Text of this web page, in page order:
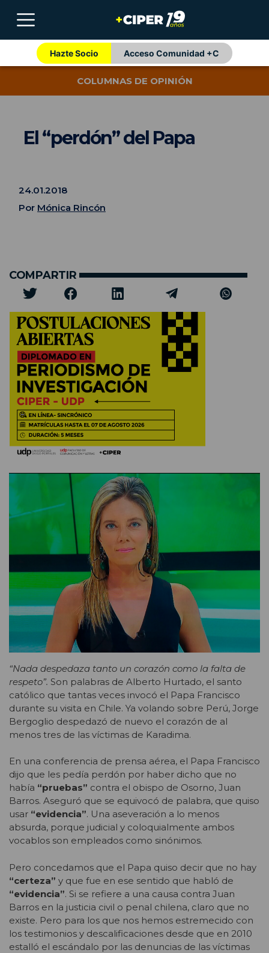
Hazte Socio Acceso Comunidad +C
COLUMNAS DE OPINIÓN
El “perdón” del Papa
24.01.2018
Por Mónica Rincón
COMPARTIR
“Nada despedaza tanto un corazón como la falta de
respeto”. Son palabras de Alberto Hurtado, el santo
católico que tantas veces invocó el Papa Francisco
durante su visita en Chile. Ya volando sobre Perú, Jorge
Bergoglio despedazó de nuevo el corazón de al
menos tres de las víctimas de Karadima.
En una conferencia de prensa aérea, el Papa Francisco
dijo que les pedía perdón por haber dicho que no
había “pruebas” contra el obispo de Osorno, Juan
Barros. Aseguró que se equivocó de palabra, que quiso
usar “evidencia”. Una aseveración a lo menos
absurda, porque judicial y coloquialmente ambos
vocablos son empleados como sinónimos.
Pero concedamos que el Papa quiso decir que no hay
“certeza” y que fue en ese sentido que habló de
“evidencia”. Si se refiere a una causa contra Juan
Barros en la justicia civil o penal chilena, claro que no
existe. Pero para los que nos hemos estremecido con
los testimonios y descalificaciones desde que en 2010
estalló el escándalo por las denuncias de las víctimas